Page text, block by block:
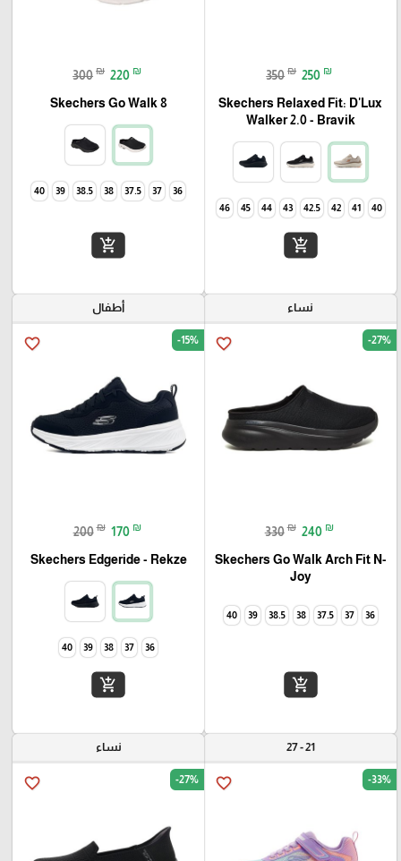
350 ₪ 250 ₪
Skechers Relaxed Fit: D'Lux
Walker 2.0 - Bravik
40
41
42
42.5
43
44
45
46
add_shopping_cart
300 ₪ 220 ₪
Skechers Go Walk 8
36
37
37.5
38
38.5
39
40
add_shopping_cart
نساء
favorite_border -27%
330 ₪ 240 ₪
Skechers Go Walk Arch Fit N-
Joy
36
37
37.5
38
38.5
39
40
add_shopping_cart
أطفال
favorite_border -15%
200 ₪ 170 ₪
Skechers Edgeride - Rekze‏
36
37
38
39
40
add_shopping_cart
21 - 27
favorite_border -33%
نساء
favorite_border -27%